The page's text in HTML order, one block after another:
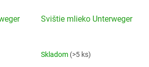
Svištie mlieko Unterweger
Skladom (>5 ks)